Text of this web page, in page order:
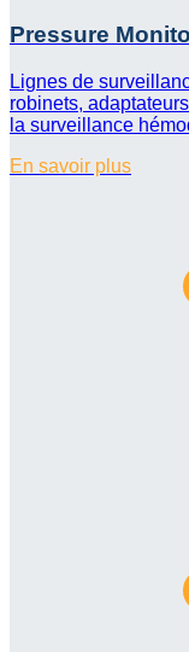
Pressure
Lignes de
robinets,
la surveillance
En savoir plus